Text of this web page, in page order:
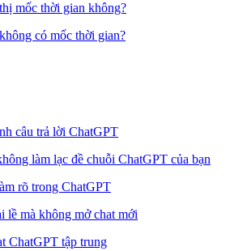
mốc thời gian không?
có mốc thời gian?
câu trả lời ChatGPT
làm lạc đề chuỗi ChatGPT của bạn
rõ trong ChatGPT
lề mà không mở chat mới
ChatGPT tập trung